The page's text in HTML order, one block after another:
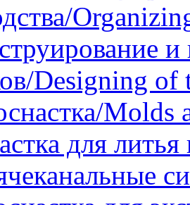
и
Designing of
Molds
для литья